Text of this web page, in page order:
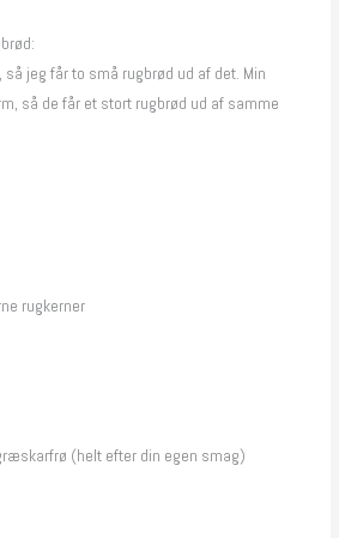
jeg får to små rugbrød ud af det. Min
så de får et stort rugbrød ud af samme
rugkerner
(helt efter din egen smag)